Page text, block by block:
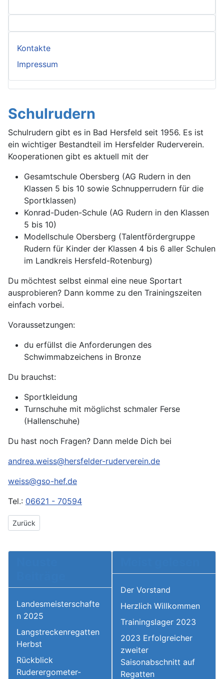
Kontakte
Impressum
Schulrudern
Schulrudern gibt es in Bad Hersfeld seit 1956. Es ist
ein wichtiger Bestandteil im Hersfelder Ruderverein.
Kooperationen gibt es aktuell mit der
Gesamtschule Obersberg (AG Rudern in den
Klassen 5 bis 10 sowie Schnupperrudern für die
Sportklassen)
Konrad-Duden-Schule (AG Rudern in den Klassen
5 bis 10)
Modellschule Obersberg (Talentfördergruppe
Rudern für Kinder der Klassen 4 bis 6 aller Schulen
im Landkreis Hersfeld-Rotenburg)
Du möchtest selbst einmal eine neue Sportart
ausprobieren? Dann komme zu den Trainingszeiten
einfach vorbei.
Voraussetzungen:
du erfüllst die Anforderungen des
Schwimmabzeichens in Bronze
Du brauchst:
Sportkleidung
Turnschuhe mit möglichst schmaler Ferse
(Hallenschuhe)
Du hast noch Fragen? Dann melde Dich bei
andrea.weiss@hersfelder-ruderverein.de
weiss@gso-hef.de
Tel.: 06621 - 70594
Vorheriger Beitrag: Impressum
Zurück
Landesmeisterschafte
n 2025
Langstreckenregatten
Herbst
Rückblick
Ruderergometer-
Der Vorstand
Herzlich Willkommen
Trainingslager 2023
2023 Erfolgreicher
zweiter
Saisonabschnitt auf
Regatten